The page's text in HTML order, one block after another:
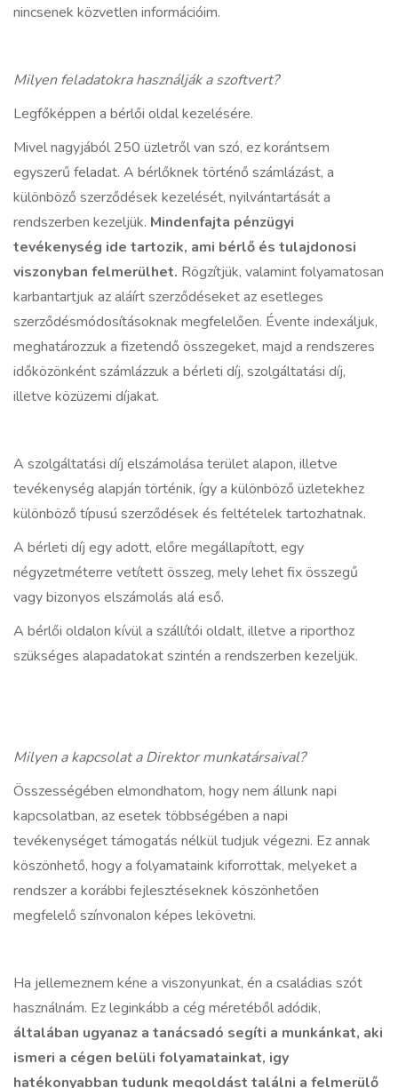
nincsenek közvetlen információim.
Milyen feladatokra használják a szoftvert?
Legfőképpen a bérlői oldal kezelésére.
Mivel nagyjából 250 üzletről van szó, ez korántsem
egyszerű feladat. A bérlőknek történő számlázást, a
különböző szerződések kezelését, nyilvántartását a
rendszerben kezeljük. Mindenfajta pénzügyi
tevékenység ide tartozik, ami bérlő és tulajdonosi
viszonyban felmerülhet. Rögzítjük, valamint folyamatosan
karbantartjuk az aláírt szerződéseket az esetleges
szerződésmódosításoknak megfelelően. Évente indexáljuk,
meghatározzuk a fizetendő összegeket, majd a rendszeres
időközönként számlázzuk a bérleti díj, szolgáltatási díj,
illetve közüzemi díjakat.
A szolgáltatási díj elszámolása terület alapon, illetve
tevékenység alapján történik, így a különböző üzletekhez
különböző típusú szerződések és feltételek tartozhatnak.
A bérleti díj egy adott, előre megállapított, egy
négyzetméterre vetített összeg, mely lehet fix összegű
vagy bizonyos elszámolás alá eső.
A bérlői oldalon kívül a szállítói oldalt, illetve a riporthoz
szükséges alapadatokat szintén a rendszerben kezeljük.
Milyen a kapcsolat a Direktor munkatársaival?
Összességében elmondhatom, hogy nem állunk napi
kapcsolatban, az esetek többségében a napi
tevékenységet támogatás nélkül tudjuk végezni. Ez annak
köszönhető, hogy a folyamataink kiforrottak, melyeket a
rendszer a korábbi fejlesztéseknek köszönhetően
megfelelő színvonalon képes lekövetni.
Ha jellemeznem kéne a viszonyunkat, én a családias szót
használnám. Ez leginkább a cég méretéből adódik,
általában ugyanaz a tanácsadó segíti a munkánkat, aki
ismeri a cégen belüli folyamatainkat, igy
hatékonyabban tudunk megoldást találni a felmerülő